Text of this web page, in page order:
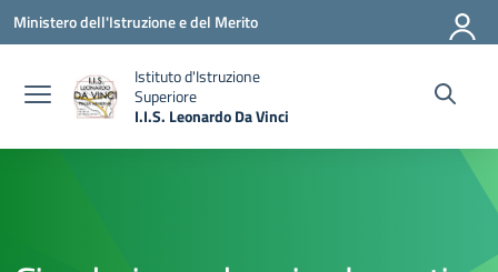
Vai ai contenuti
Vai al menu di navigazione
Vai al footer
Ministero dell'Istruzione e del Merito
Istituto d'Istruzione
Superiore
I.I.S. Leonardo Da Vinci